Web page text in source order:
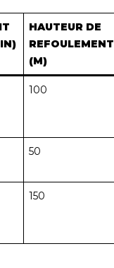
HAUTEUR DE
REFOULEMENT
(M)
100
50
150